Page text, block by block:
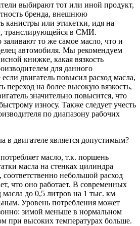
выбирают тот или иной продукт,
бренда, внешнюю
канистры или этикетки, идя на
транслирующейся в СМИ.
то же самое масло, что и
автомобиля. Мы рекомендуем
книжке, какая вязкость
для данного
двигатель повысил расход масла,
переход на более высокую вязкость,
значительно повысится, что
износу. Также следует учесть
по диапазону рабочих
в двигателе является допустимым?
масло, т.к. поршень
масла на стенках цилиндра
соответственно небольшой расход
что оно работает. В современных
масла до 0,5 литров на 1 тыс. км
Уровень потребления может
зимой меньше в нормальном
при высоких температурах больше.